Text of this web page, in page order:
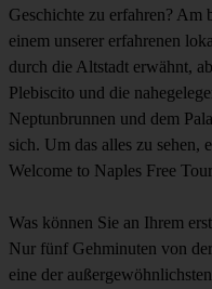
Geschichte zu erfahren? Am
einem unserer erfahrenen
durch die Altstadt erwähnt,
Plebiscito und die
Neptunbrunnen und dem
sich. Um das alles zu sehen,
Welcome to Naples Free
Was können Sie an Ihrem
Nur fünf Gehminuten von
eine der